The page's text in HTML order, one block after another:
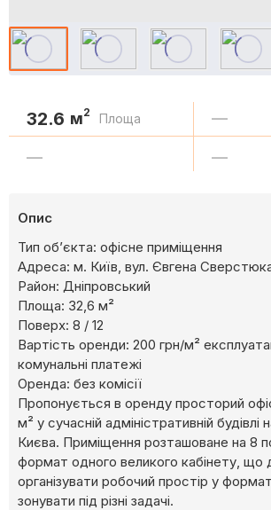
32.6 м2 Площа —
— —
Опис
Тип об’єкта: офісне приміщення
Адреса: м. Київ, вул. Євгена
Район: Дніпровський
Площа: 32,6 м²
Поверх: 8 / 12
Вартість оренди: 200 грн/м²
комунальні платежі
Оренда: без комісії
Пропонується в оренду просторий
м² у сучасній адміністративній будівлі
Києва. Приміщення розташоване на 8
формат одного великого кабінету, що
організувати робочий простір у
зонувати під різні задачі.